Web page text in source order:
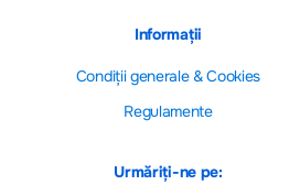
Informații
Сondiții generale & Cookies
Regulamente
Urmăriți-ne pe: